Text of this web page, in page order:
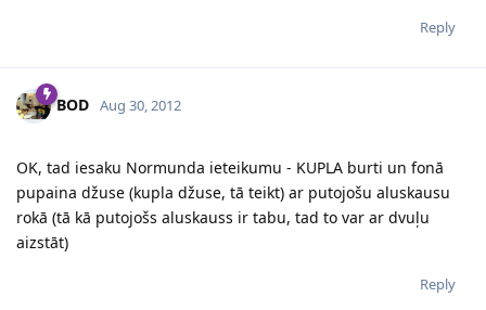
Reply
BOD Aug 30, 2012
OK, tad iesaku Normunda ieteikumu - KUPLA burti un fonā
pupaina džuse (kupla džuse, tā teikt) ar putojošu aluskausu
rokā (tā kā putojošs aluskauss ir tabu, tad to var ar dvuļu
aizstāt)
Reply